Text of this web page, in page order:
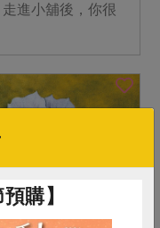
進小舖後，你很
購】